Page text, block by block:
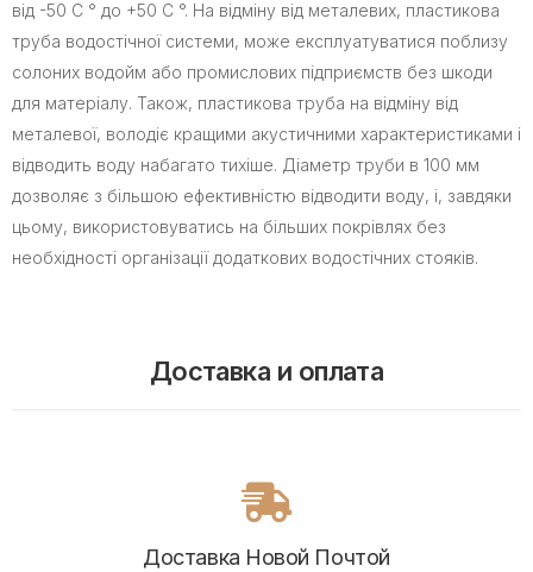
від -50 С ° до +50 С °. На відміну від металевих, пластикова
труба водостічної системи, може експлуатуватися поблизу
солоних водойм або промислових підприємств без шкоди
для матеріалу. Також, пластикова труба на відміну від
металевої, володіє кращими акустичними характеристиками і
відводить воду набагато тихіше. Діаметр труби в 100 мм
дозволяє з більшою ефективністю відводити воду, і, завдяки
цьому, використовуватись на більших покрівлях без
необхідності організації додаткових водостічних стояків.
Доставка и оплата
Доставка Новой Почтой